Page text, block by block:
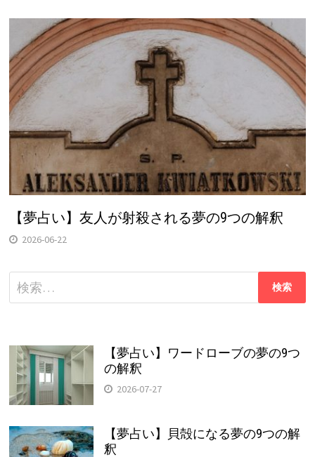
【夢占い】友人が射殺される夢の9つの解釈
2026-06-22
検
索:
【夢占い】ワードローブの夢の9つ
の解釈
2026-07-27
【夢占い】貝殻になる夢の9つの解
釈